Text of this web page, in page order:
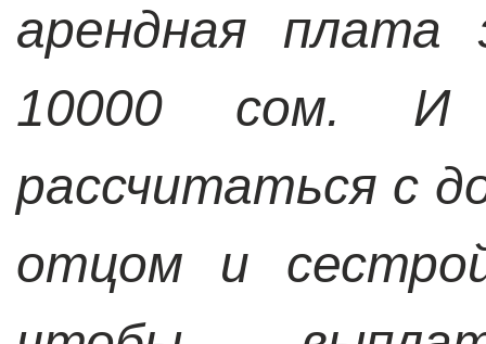
арендная плата
10000 сом.
рассчитаться с
отцом и